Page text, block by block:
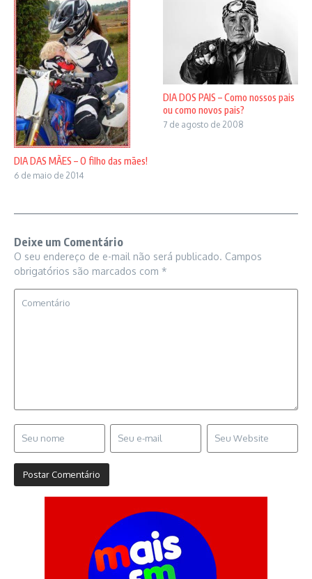
DIA DAS MÃES – O filho das mães!
6 de maio de 2014
DIA DOS PAIS – Como nossos pais
ou como novos pais?
7 de agosto de 2008
Deixe um Comentário
O seu endereço de e-mail não será publicado. Campos
obrigatórios são marcados com *